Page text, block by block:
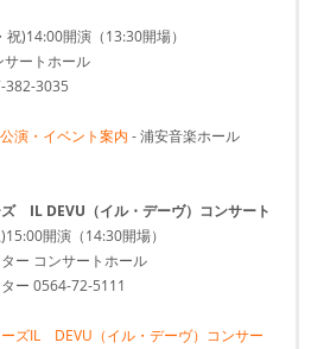
)14:00開演（13:30開場）
ートホール
382-3035
演・イベント案内 - 浦安音楽ホール
IL DEVU（イル・デーヴ）コンサート
開演（14:30開場）
ー コンサートホール
ー 0564-72-5111
ズIL DEVU（イル・デーヴ）コンサー